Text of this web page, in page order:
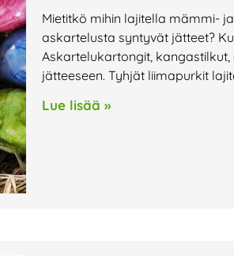
Mietitkö mihin lajitella mämmi-
askartelusta syntyvät jätteet?
Askartelukartongit,
jätteeseen. Tyhjät liimapurkit
Lue lisää »